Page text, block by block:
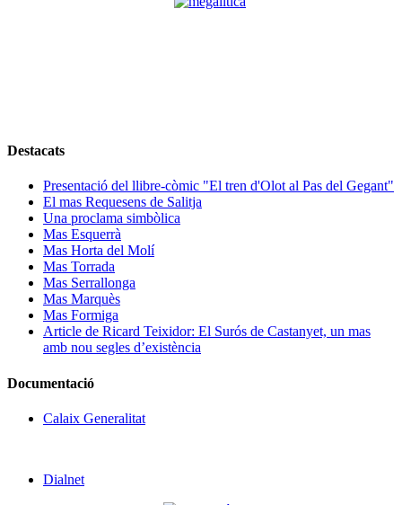
Destacats
Presentació del llibre-còmic "El tren d'Olot al Pas del Gegant"
El mas Requesens de Salitja
Una proclama simbòlica
Mas Esquerrà
Mas Horta del Molí
Mas Torrada
Mas Serrallonga
Mas Marquès
Mas Formiga
Article de Ricard Teixidor: El Surós de Castanyet, un mas
amb nou segles d’existència
Documentació
Calaix Generalitat
Dialnet